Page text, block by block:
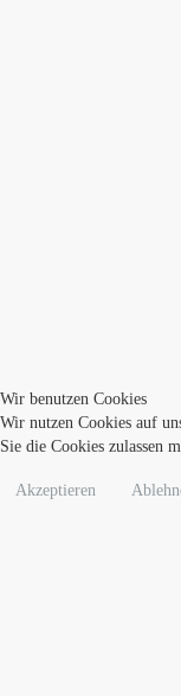
Wir benutzen Cookies
Wir nutzen Cookies auf
Sie die Cookies zulassen
Akzeptieren